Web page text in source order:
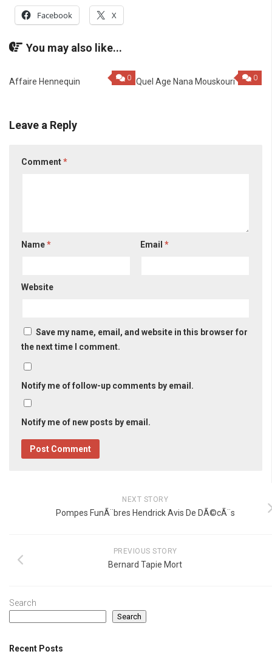
Facebook X
You may also like...
0
Affaire Hennequin 0
Quel Age Nana Mouskouri
Leave a Reply
Comment*
Name* Email*
Website
Save my name, email, and website in this browser for
the next time I comment.
Notify me of follow-up comments by email.
Notify me of new posts by email.
NEXT STORY
Pompes FunÃ¨bres Hendrick Avis De DÃ©cÃ¨s
PREVIOUS STORY
Bernard Tapie Mort
Search
Search
Recent Posts